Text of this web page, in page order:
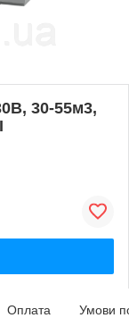
30-55м3,
Оплата Умови